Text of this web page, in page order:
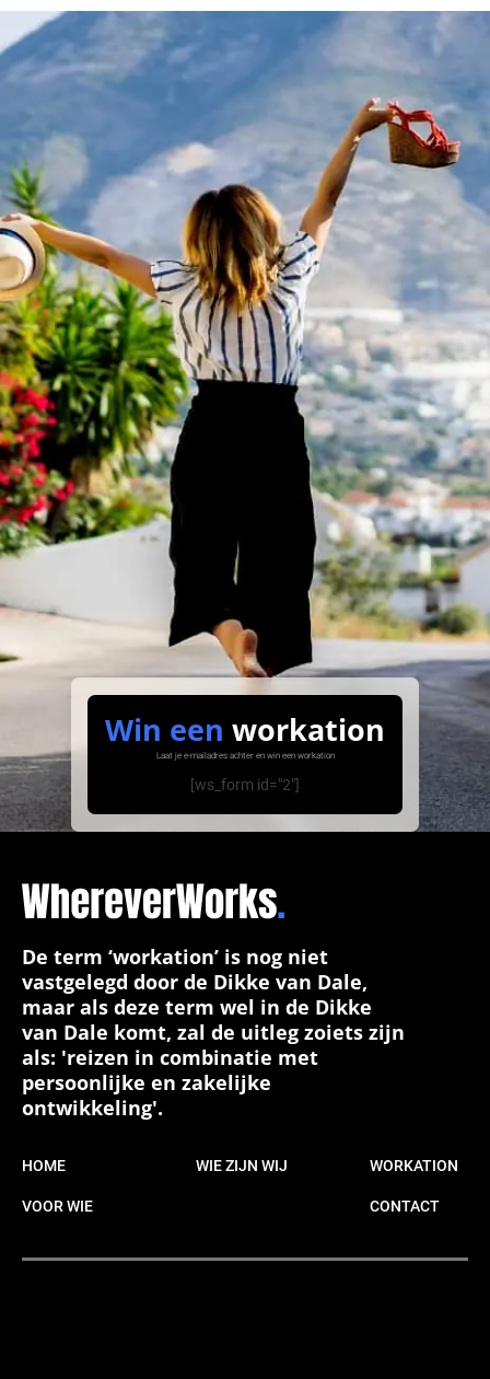
Win een workation
Laat je e-mailadres achter en win een workation
[ws_form id="2"]
De term ‘workation’ is nog niet
vastgelegd door de Dikke van Dale,
maar als deze term wel in de Dikke
van Dale komt, zal de uitleg zoiets zijn
als: 'reizen in combinatie met
persoonlijke en zakelijke
ontwikkeling'.
HOME WIE ZIJN WIJ WORKATION
VOOR WIE CONTACT